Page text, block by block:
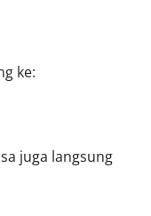
ke:
juga langsung